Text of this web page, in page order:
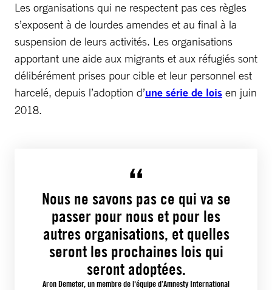
Les organisations qui ne respectent pas ces règles
s’exposent à de lourdes amendes et au final à la
suspension de leurs activités. Les organisations
apportant une aide aux migrants et aux réfugiés sont
délibérément prises pour cible et leur personnel est
harcelé, depuis l’adoption d’une série de lois en juin
2018.
Nous ne savons pas ce qui va se
passer pour nous et pour les
autres organisations, et quelles
seront les prochaines lois qui
seront adoptées.
Aron Demeter, un membre de l'équipe d’Amnesty International